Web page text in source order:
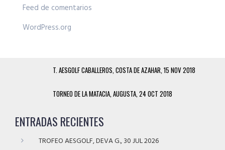
Feed de comentarios
WordPress.org
T. AESGOLF CABALLEROS, COSTA DE AZAHAR, 15 NOV 2018
TORNEO DE LA MATACIA, AUGUSTA, 24 OCT 2018
ENTRADAS RECIENTES
TROFEO AESGOLF, DEVA G., 30 JUL 2026